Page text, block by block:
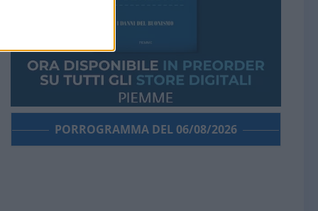
PORROGRAMMA DEL 06/08/2026